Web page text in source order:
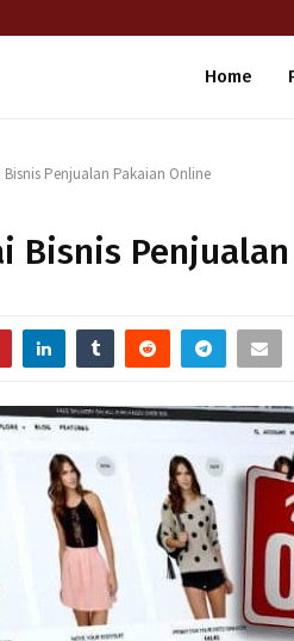
Home
Penjualan Pakaian Online
Bisnis